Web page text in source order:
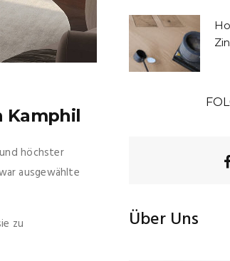
Kamphil
höchster
ausgewählte
zu
Über Uns